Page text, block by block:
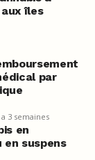
îles
par
3 semaines
en
en suspens